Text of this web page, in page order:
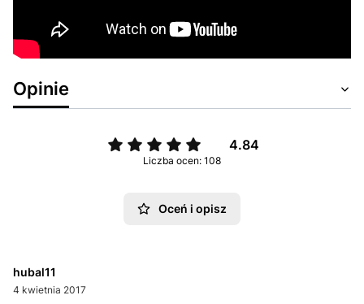
Opinie
4.84
Liczba ocen: 108
Oceń i opisz
hubal11
4 kwietnia 2017